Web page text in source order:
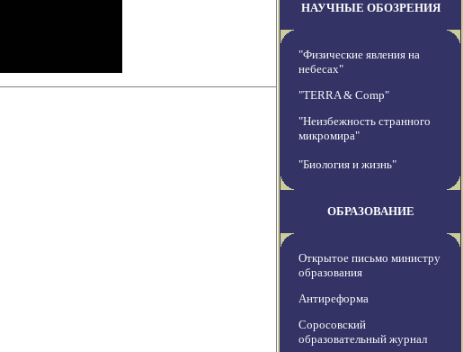
НАУЧНЫЕ ОБОЗРЕНИЯ
"Физические явления на
небесах"
"TERRA & Comp"
"Неизбежность странного
микромира"
"Биология и жизнь"
ОБРАЗОВАНИЕ
Открытое письмо министру
образования
Антиреформа
Соросовский
образовательный журнал